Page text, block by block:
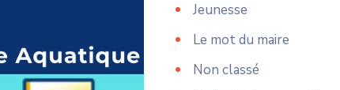
Jeunesse
Le mot du maire
Non classé